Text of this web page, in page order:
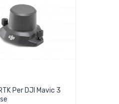
Per DJI Mavic 3
Al Carrello